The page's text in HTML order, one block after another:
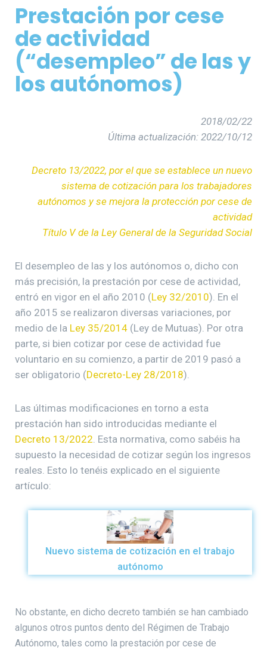
Prestación por cese
de actividad
(“desempleo” de las y
los autónomos)
2018/02/22
Última actualización: 2022/10/12
Decreto 13/2022, por el que se establece un nuevo
sistema de cotización para los trabajadores
autónomos y se mejora la protección por cese de
actividad
Título V de la Ley General de la Seguridad Social
El desempleo de las y los autónomos o, dicho con
más precisión, la prestación por cese de actividad,
entró en vigor en el año 2010 (Ley 32/2010). En el
año 2015 se realizaron diversas variaciones, por
medio de la Ley 35/2014 (Ley de Mutuas). Por otra
parte, si bien cotizar por cese de actividad fue
voluntario en su comienzo, a partir de 2019 pasó a
ser obligatorio (Decreto-Ley 28/2018).
Las últimas modificaciones en torno a esta
prestación han sido introducidas mediante el
Decreto 13/2022 . Esta normativa, como sabéis ha
supuesto la necesidad de cotizar según los ingresos
reales. Esto lo tenéis explicado en el siguiente
artículo:
Nuevo sistema de cotización en el trabajo
autónomo
No obstante, en dicho decreto también se han cambiado
algunos otros puntos dento del Régimen de Trabajo
Autónomo, tales como la prestación por cese de